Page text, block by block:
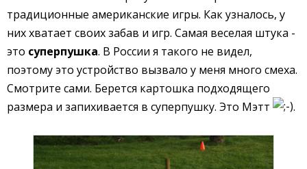
традиционные американские игры. Как узналось, у
них хватает своих забав и игр. Самая веселая штука -
это суперпушка. В России я такого не видел,
поэтому это устройство вызвало у меня много смеха.
Смотрите сами. Берется картошка подходящего
размера и запихивается в суперпушку. Это Мэтт
.